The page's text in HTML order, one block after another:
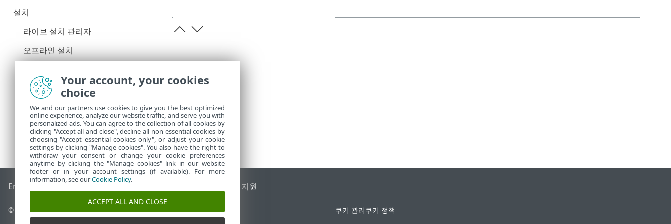
End of Life ESET 지식 베이스 ESET 포럼 국가별 지원
© 1992 - 2026 ESET, spol. s r.o. - All rights reserved. 쿠키 관리쿠키 정책
Your account, your cookies
choice
We and our partners use cookies to give you the best optimized
online experience, analyze our website traffic, and serve you with
personalized ads. You can agree to the collection of all cookies by
clicking "Accept all and close", decline all non-essential cookies by
choosing "Accept essential cookies only", or adjust your cookie
settings by clicking "Manage cookies". You also have the right to
withdraw your consent or change your cookie preferences
anytime by clicking the "Manage cookies" link in our website
footer or in your account settings (if available). For more
information, see ourCookie Policy.
ACCEPT ALL AND CLOSE